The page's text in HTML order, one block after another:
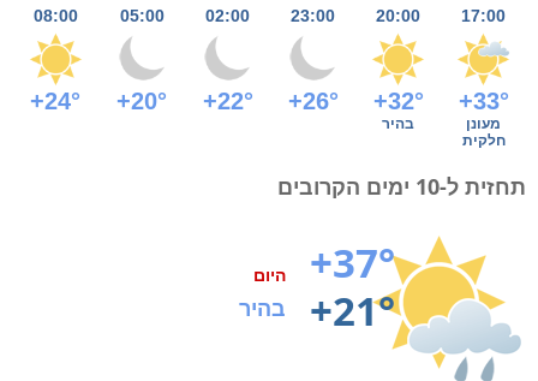
17:00
20:00
23:00
02:00
05:00
08:00
+33°
+32°
+26°
+22°
+20°
+24°
מעונן
חלקית
בהיר
תחזית ל-10 ימים הקרובים
+37°
+21°
היום
בהיר